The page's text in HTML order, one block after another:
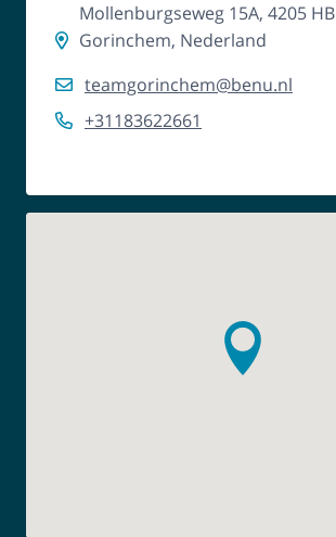
Mollenburgseweg 15A, 4205 HB
Gorinchem, Nederland
teamgorinchem@benu.nl
+31183622661